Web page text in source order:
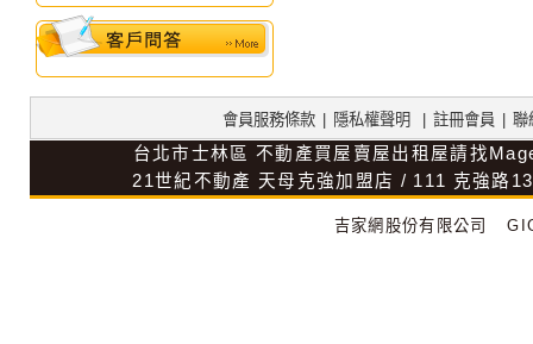
會員服務條款 隱私權聲明 註冊會員 聯
台北市士林區 不動產買屋賣屋出租屋請找
21世紀不動產 天母克強加盟店 / 111 克強路
吉家網股份有限公司